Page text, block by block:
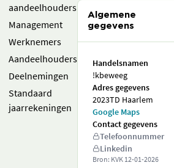
aandeelhouders
Management
Werknemers
Aandeelhouders
Deelnemingen
Standaard
jaarrekeningen
Algemene
gegevens
Handelsnamen
!kbeweeg
Adres gegevens
2023TD Haarlem
Google Maps
Contact gegevens
Telefoonnummer
Linkedin
Bron: KVK 12-01-2026